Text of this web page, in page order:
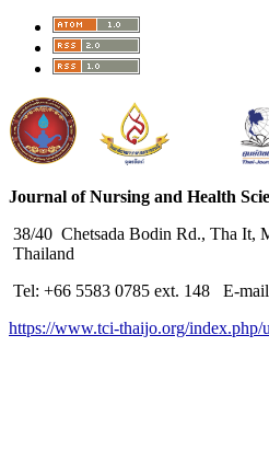
Journal of Nursing and Health
38/40 Chetsada Bodin Rd., Tha It,
Thailand
Tel: +66 5583 0785 ext. 148 E-
https://www.tci-thaijo.org/index.php/